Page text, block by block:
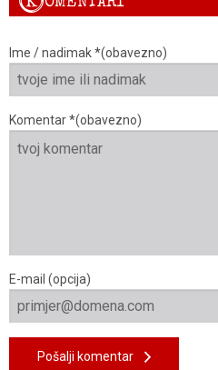
Ime / nadimak *(obavezno)
Komentar *(obavezno)
E-mail (opcija)
Pošalji komentar